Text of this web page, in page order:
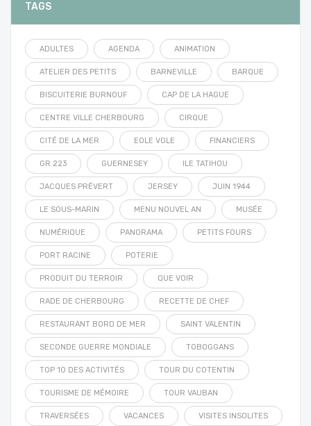
TAGS
ADULTES AGENDA ANIMATION
ATELIER DES PETITS BARNEVILLE BARQUE
BISCUITERIE BURNOUF CAP DE LA HAGUE
CENTRE VILLE CHERBOURG CIRQUE
CITÉ DE LA MER EOLE VOLE FINANCIERS
GR 223 GUERNESEY ILE TATIHOU
JACQUES PRÉVERT JERSEY JUIN 1944
LE SOUS-MARIN MENU NOUVEL AN MUSÉE
NUMÉRIQUE PANORAMA PETITS FOURS
PORT RACINE POTERIE
PRODUIT DU TERROIR QUE VOIR
RADE DE CHERBOURG RECETTE DE CHEF
RESTAURANT BORD DE MER SAINT VALENTIN
SECONDE GUERRE MONDIALE TOBOGGANS
TOP 10 DES ACTIVITÉS TOUR DU COTENTIN
TOURISME DE MÉMOIRE TOUR VAUBAN
TRAVERSÉES VACANCES VISITES INSOLITES